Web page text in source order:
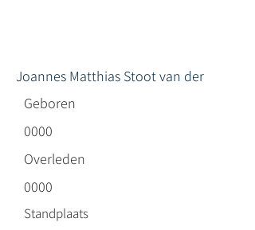
Joannes Matthias Stoot van der
Geboren
0000
Overleden
0000
Standplaats